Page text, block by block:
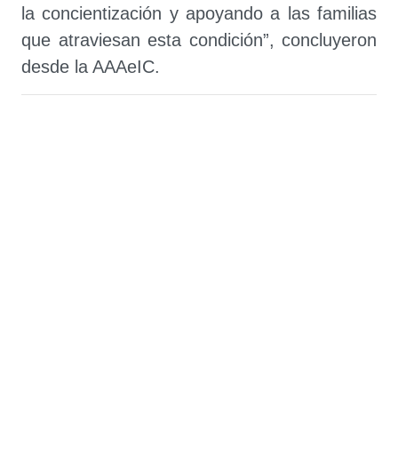
la concientización y apoyando a las familias
que atraviesan esta condición”, concluyeron
desde la AAAeIC.